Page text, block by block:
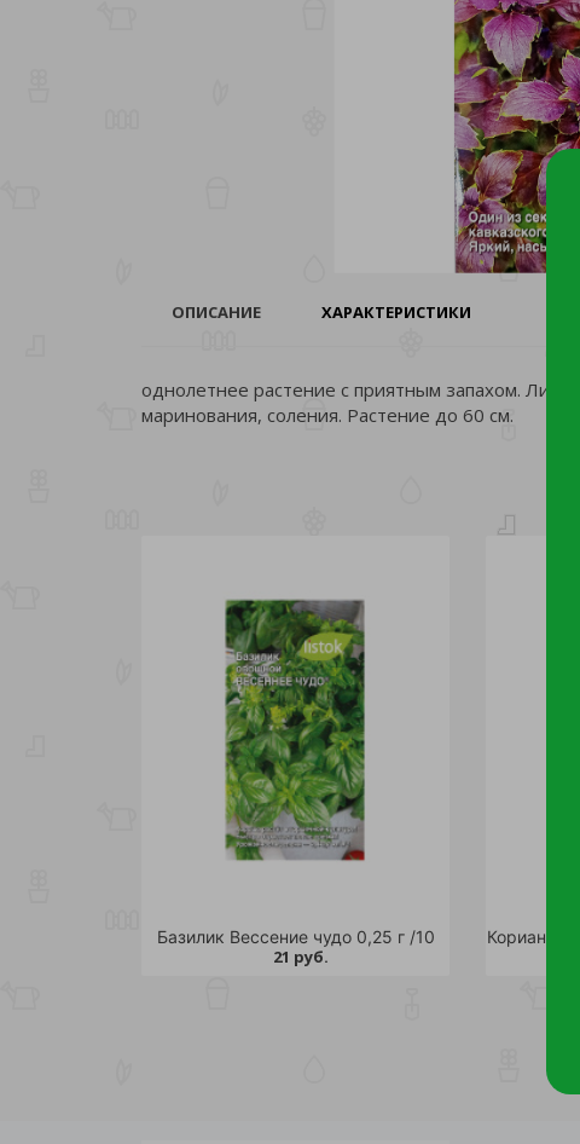
ОПИСАНИЕ ХАРАКТЕРИСТИКИ
однолетнее растение с приятным запахом.
маринования, соления. Растение до 60 см.
Базилик Вессение чудо 0,25 г /10
21 руб.